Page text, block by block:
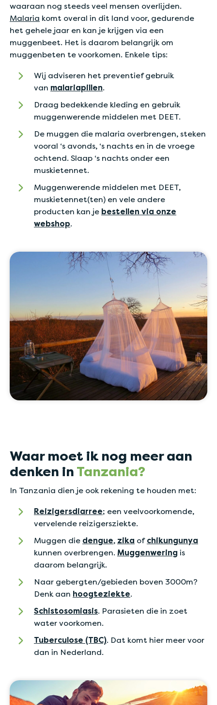
waaraan nog steeds veel mensen overlijden.
Malaria komt overal in dit land voor, gedurende
het gehele jaar en kan je krijgen via een
muggenbeet. Het is daarom belangrijk om
muggenbeten te voorkomen. Enkele tips:
Wij adviseren het preventief gebruik
van malariapillen.
Draag bedekkende kleding en gebruik
muggenwerende middelen met DEET.
De muggen die malaria overbrengen, steken
vooral ‘s avonds, ‘s nachts en in de vroege
ochtend. Slaap ‘s nachts onder een
muskietennet.
Muggenwerende middelen met DEET,
muskietennet(ten) en vele andere
producten kan je bestellen via onze
webshop.
Waar moet ik nog meer aan
denken in Tanzania?
In Tanzania dien je ook rekening te houden met:
Reizigersdiarree; een veelvoorkomende,
vervelende reizigersziekte.
Muggen die dengue, zika ofchikungunya
kunnen overbrengen. Muggenwering is
daarom belangrijk.
Naar gebergten/gebieden boven 3000m?
Denk aan hoogteziekte.
Schistosomiasis. Parasieten die in zoet
water voorkomen.
Tuberculose (TBC). Dat komt hier meer voor
dan in Nederland.